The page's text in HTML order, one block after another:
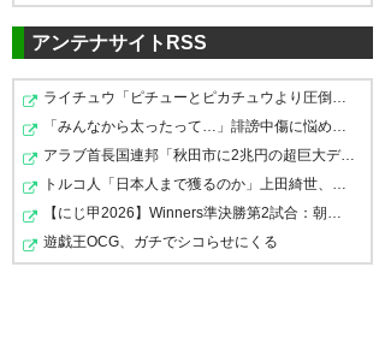
アンテナサイトRSS
ライチュウ「ピチューとピカチュウより圧倒的に強いです…
「みんなから太ったって…」誹謗中傷に悩める婚約者へＣ・…
アラブ首長国連邦「秋田市に2兆円の超巨大データセンター…
トルコ人「日本人まで獲るのか」上田綺世、トルコ名門が…
【にじ甲2026】Winners準決勝第2試合：朝晴 - ロイヤルナ…
遊戯王OCG、ガチでシコらせにくる